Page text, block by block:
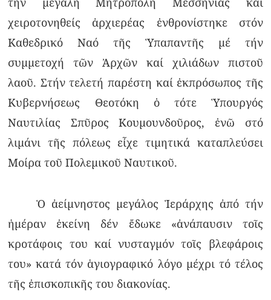
χειροτονηθείς ἀρχιερέας ἐνθρονίστηκε στόν
Καθεδρικό Ναό τῆς Ὑπαπαντῆς μέ τήν
συμμετοχή τῶν Ἀρχῶν καί χιλιάδων πιστοῦ
λαοῦ. Στήν τελετή παρέστη καί ἐκπρόσωπος τῆς
Κυβερνήσεως Θεοτόκη ὁ τότε Ὑπουργός
Ναυτιλίας Σπῦρος Κουμουνδοῦρος, ἐνῶ στό
λιμάνι τῆς πόλεως εἶχε τιμητικά καταπλεύσει
Μοίρα τοῦ Πολεμικοῦ Ναυτικοῦ.
Ὁ ἀείμνηστος μεγάλος Ἱεράρχης ἀπό τήν
ἡμέραν ἐκείνη δέν ἔδωκε «ἀνάπαυσιν τοῖς
κροτάφοις του καί νυσταγμόν τοῖς βλεφάροις
του» κατά τόν ἁγιογραφικό λόγο μέχρι τό τέλος
τῆς ἐπισκοπικῆς του διακονίας.